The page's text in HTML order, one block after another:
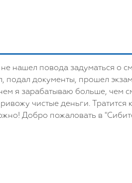
нашел повода задуматься о
подал документы, прошел
я зарабатываю больше, чем
чистые деньги. Тратится
Добро пожаловать в